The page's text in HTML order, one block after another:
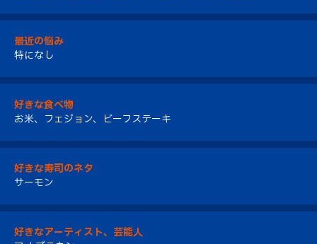
最近の悩み
特になし
好きな食べ物
お米、フェジョン、ビーフステーキ
好きな寿司のネタ
サーモン
好きなアーティスト、芸能人